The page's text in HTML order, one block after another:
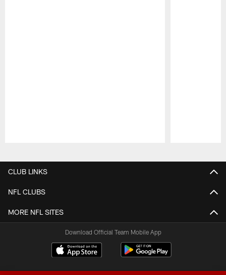
CLUB LINKS
NFL CLUBS
MORE NFL SITES
Download Official Team Mobile App